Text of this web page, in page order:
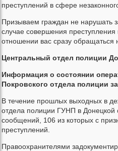
преступлений в сфере
Призываем граждан не нарушать
случае совершения
отношении вас сразу обращаться
Центральный отдел полиции
Информация о состоянии
Покровского отдела полиции
В течение прошлых выходных в
отдела полиции ГУНП в Донецкой
сообщений, 106 из которых с
преступлений.
Правоохранителями